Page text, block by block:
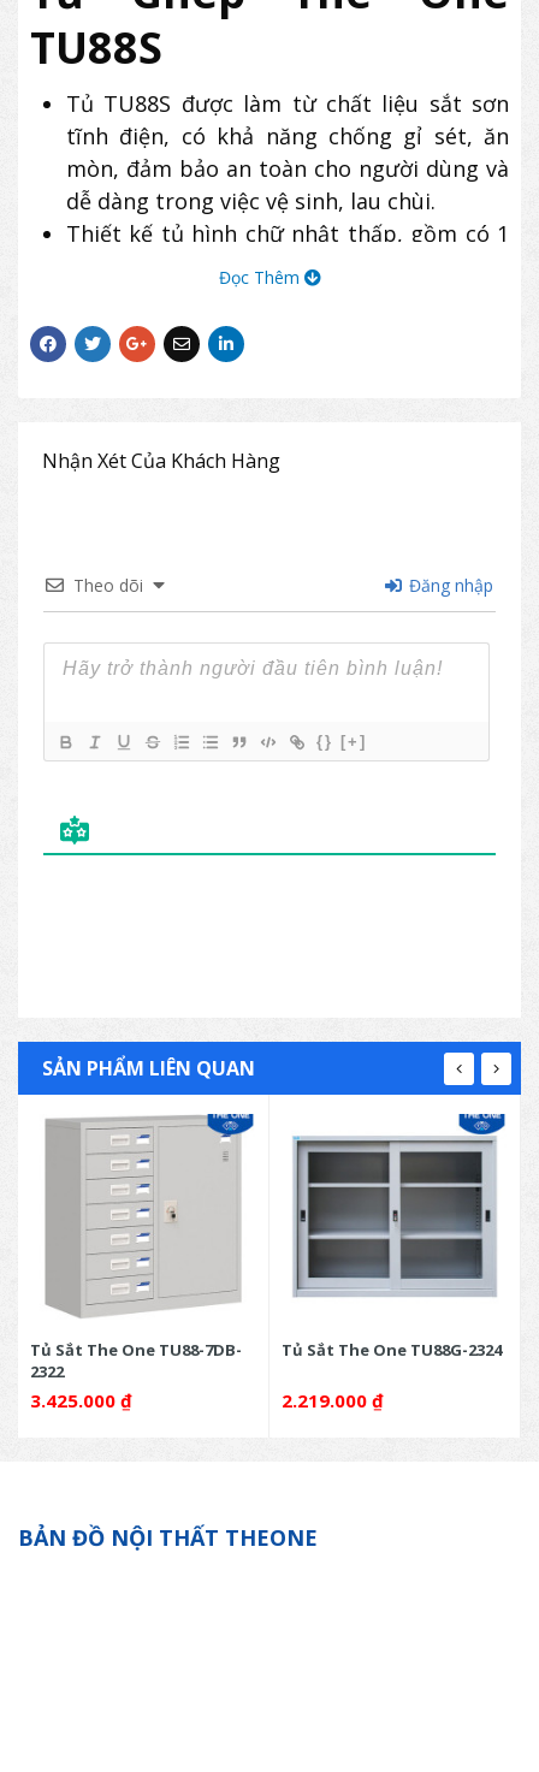
TU88S
Tủ TU88S được làm từ chất liệu sắt sơn
tĩnh điện, có khả năng chống gỉ sét, ăn
mòn, đảm bảo an toàn cho người dùng và
dễ dàng trong việc vệ sinh, lau chùi.
Thiết kế tủ hình chữ nhật thấp, gồm có 1
khoang 2 cửa thép lùa.
ngăn để tài liệu, hồ sơ, vật dụng cá nhân,
thiết bị y tế,…
Tủ The One TU88S sử dụng tay nắm âm và
Sản phẩm với kiểu dáng hiện đại, nhỏ gọn
Đọc Thêm
Nhận Xét Của Khách Hàng
Theo dõi Đăng nhập
{} [+]
SẢN PHẨM LIÊN QUAN
Tủ Sắt The One TU88-7DB-
2322
3.425.000 ₫
Tủ Sắt The One TU88G-2324
2.219.000 ₫
BẢN ĐỒ NỘI THẤT THEONE